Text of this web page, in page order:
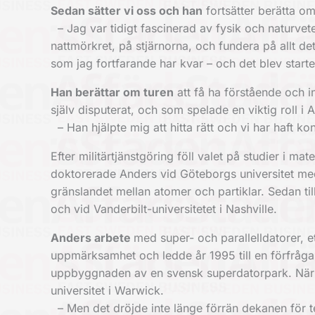
Sedan sätter vi oss och han fortsätter berätta
– Jag var tidigt fascinerad av fysik och
nattmörkret, på stjärnorna, och fundera på allt
som jag fortfarande har kvar – och det blev
Han berättar om turen att få ha förstående och
själv disputerat, och som spelade en viktig roll i
– Han hjälpte mig att hitta rätt och vi har haft
Efter militärtjänstgöring föll valet på studier i
doktorerade Anders vid Göteborgs universitet
gränslandet mellan atomer och partiklar. Sedan
och vid Vanderbilt-universitetet i Nashville.
Anders arbete med super- och parallelldatorer,
uppmärksamhet och ledde år 1995 till en
uppbyggnaden av en svensk superdatorpark.
universitet i Warwick.
– Men det dröjde inte länge förrän dekanen för